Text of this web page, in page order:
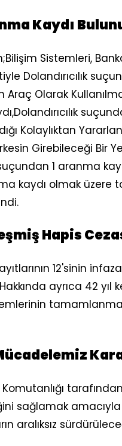
Kaydı
Sistemleri,
Dolandırıcılık
Araç Olarak
Kolaylıktan
Girebileceği Bir
suçundan 1 aranma
kaydı olmak üzere
Hapis
12'sinin
ayrıca 42
sağlamak
aralıksız